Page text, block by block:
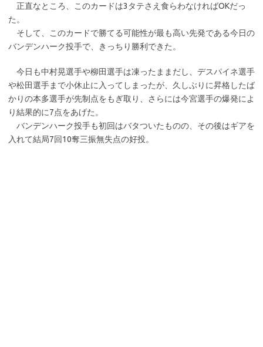
正直なところ、このカードは3タテさえ食らわなければOKだっ
た。
そして、このカードで勝てる可能性が最も高い先発である今日の
バンデンハーク投手で、きっちり勝利できた。
今日も中村晃選手や柳田選手は凍ったままだし、デスパイネ選手
や松田選手まで小休止に入ってしまったが、久しぶりに昇格したば
かりの本多選手が先制点をもぎ取り、さらには今宮選手の爆発によ
り結果的に7点をあげた。
バンデンハーク投手も初回はバタついたものの、その後はギアを
入れて結局7回10奪三振無失点の好投。